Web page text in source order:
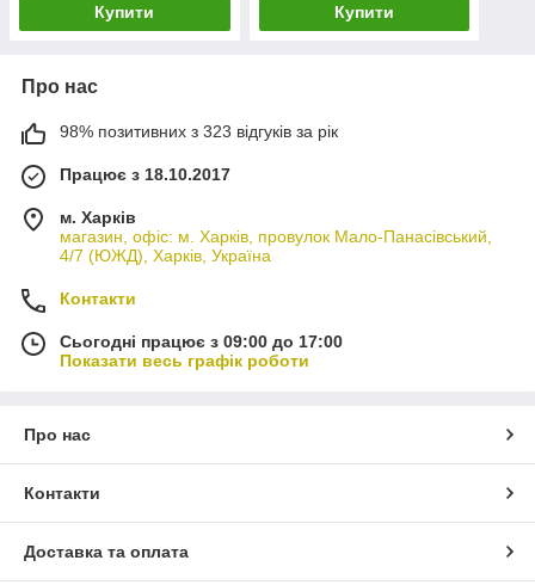
Купити Купити
Про нас
98% позитивних з 323 відгуків за рік
Працює з 18.10.2017
м. Харків
магазин, офіс: м. Харків, провулок Мало-Панасівський,
4/7 (ЮЖД), Харків, Україна
Контакти
Сьогодні працює з 09:00 до 17:00
Показати весь графік роботи
Про нас
Контакти
Доставка та оплата